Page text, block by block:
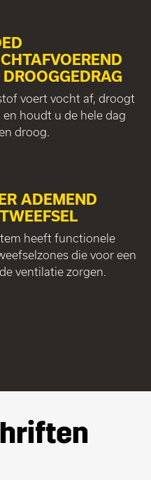
DROOGGEDRAG
voert vocht af, droogt
en houdt u de hele dag
droog.
ADEMEND
heeft functionele
die voor een
ventilatie zorgen.